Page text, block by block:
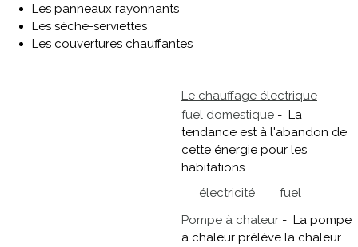
Les panneaux rayonnants
Les sèche-serviettes
Les couvertures chauffantes
Le chauffage électrique
fuel domestique - La
tendance est à l'abandon de
cette énergie pour les
habitations
électricité
fuel
Pompe à chaleur - La pompe
à chaleur prélève la chaleur